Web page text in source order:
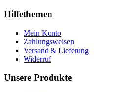
Hilfethemen
Mein Konto
Zahlungsweisen
Versand & Lieferung
Widerruf
Unsere Produkte